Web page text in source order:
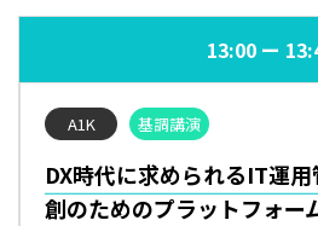
13:00
A1K 基調講演
DX時代に求められるIT運
創のためのプラットフォー